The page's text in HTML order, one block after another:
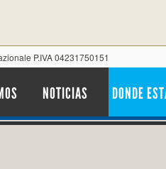
P.IVA 04231750151
NOTICIAS DONDE